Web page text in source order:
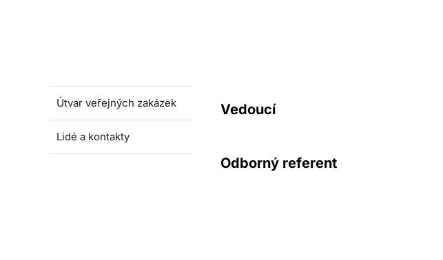
Útvar veřejných zakázek
Lidé a kontakty
Vedoucí
Odborný referent